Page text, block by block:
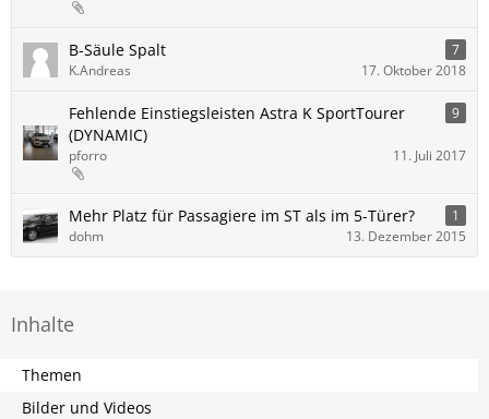
B-Säule Spalt
7
K.Andreas
17. Oktober 2018
Fehlende Einstiegsleisten Astra K SportTourer
(DYNAMIC)
9
pforro 11. Juli 2017
Mehr Platz für Passagiere im ST als im 5-Türer?
1
dohm
13. Dezember 2015
Inhalte
Themen
Bilder und Videos